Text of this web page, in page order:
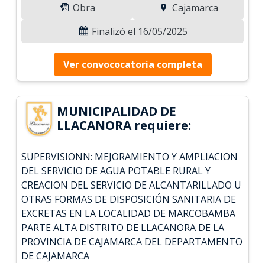
Obra
Cajamarca
Finalizó el 16/05/2025
Ver convococatoria completa
MUNICIPALIDAD DE
LLACANORA requiere:
SUPERVISIONN: MEJORAMIENTO Y AMPLIACION
DEL SERVICIO DE AGUA POTABLE RURAL Y
CREACION DEL SERVICIO DE ALCANTARILLADO U
OTRAS FORMAS DE DISPOSICIÓN SANITARIA DE
EXCRETAS EN LA LOCALIDAD DE MARCOBAMBA
PARTE ALTA DISTRITO DE LLACANORA DE LA
PROVINCIA DE CAJAMARCA DEL DEPARTAMENTO
DE CAJAMARCA